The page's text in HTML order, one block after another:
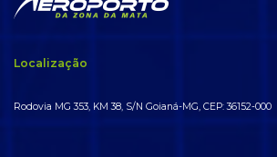
Localização
Rodovia MG 353, KM 38, S/N Goianá-MG, CEP: 36152-000